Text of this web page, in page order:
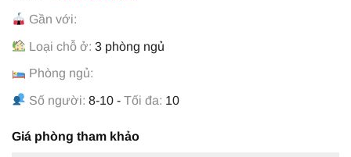
Gần với:
Loại chỗ ở: 3 phòng ngủ
Phòng ngủ:
Số người: 8-10 -Tối đa: 10
Giá phòng tham khảo